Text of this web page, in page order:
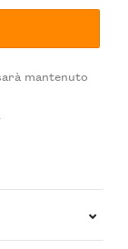
mantenuto